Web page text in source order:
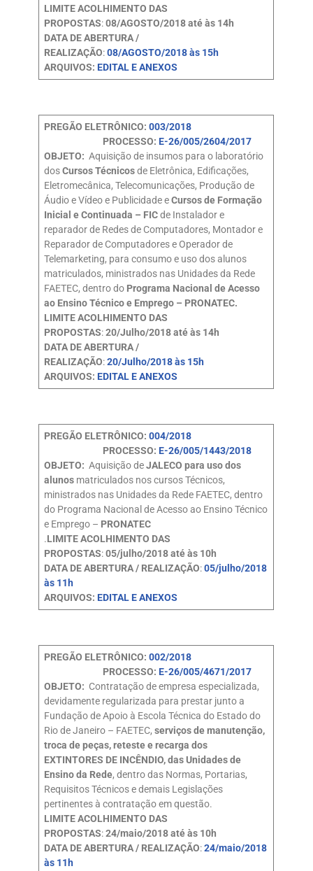
LIMITE ACOLHIMENTO DAS
PROPOSTAS:08/AGOSTO/2018 até às 14h
DATA DE ABERTURA /
REALIZAÇÃO:08/AGOSTO/2018 às 15h
ARQUIVOS: EDITAL E ANEXOS
PREGÃO ELETRÔNICO: 003/2018
PROCESSO: E-26/005/2604/2017
OBJETO: Aquisição de insumos para o laboratório
dosCursos Técnicosde Eletrônica, Edificações,
Eletromecânica, Telecomunicações, Produção de
Áudio e Vídeo e Publicidade eCursos de Formação
Inicial e Continuada – FICde Instalador e
reparador de Redes de Computadores, Montador e
Reparador de Computadores e Operador de
Telemarketing, para consumo e uso dos alunos
matriculados, ministrados nas Unidades da Rede
FAETEC, dentro do Programa Nacional de Acesso
ao Ensino Técnico e Emprego – PRONATEC.
LIMITE ACOLHIMENTO DAS
PROPOSTAS:20/Julho/2018 até às 14h
DATA DE ABERTURA /
REALIZAÇÃO:20/Julho/2018 às 15h
ARQUIVOS: EDITAL E ANEXOS
PREGÃO ELETRÔNICO: 004/2018
PROCESSO: E-26/005/1443/2018
OBJETO: Aquisição deJALECO para uso dos
alunosmatriculados nos cursos Técnicos,
ministrados nas Unidades da Rede FAETEC, dentro
do Programa Nacional de Acesso ao Ensino Técnico
e Emprego – PRONATEC
.LIMITE ACOLHIMENTO DAS
PROPOSTAS:05/julho/2018 até às 10h
DATA DE ABERTURA / REALIZAÇÃO:05/julho/2018
às 11h
ARQUIVOS: EDITAL E ANEXOS
PREGÃO ELETRÔNICO: 002/2018
PROCESSO: E-26/005/4671/2017
OBJETO: Contratação de empresa especializada,
devidamente regularizada para prestar junto a
Fundação de Apoio à Escola Técnica do Estado do
Rio de Janeiro – FAETEC, serviços de manutenção,
troca de peças, reteste e recarga dos
EXTINTORES DE INCÊNDIO, das Unidades de
Ensino da Rede, dentro das Normas, Portarias,
Requisitos Técnicos e demais Legislações
pertinentes à contratação em questão.
LIMITE ACOLHIMENTO DAS
PROPOSTAS:24/maio/2018 até às 10h
DATA DE ABERTURA / REALIZAÇÃO:24/maio/2018
às 11h